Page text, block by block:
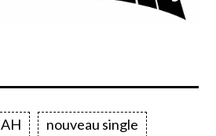
nouveau single